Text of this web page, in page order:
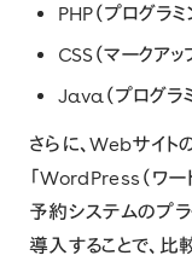
PHP（プログラミ
CSS（マークアッ
Java（プログラ
さらに、Webサイト
「WordPress （ワ
予約システムのプラ
導入することで、